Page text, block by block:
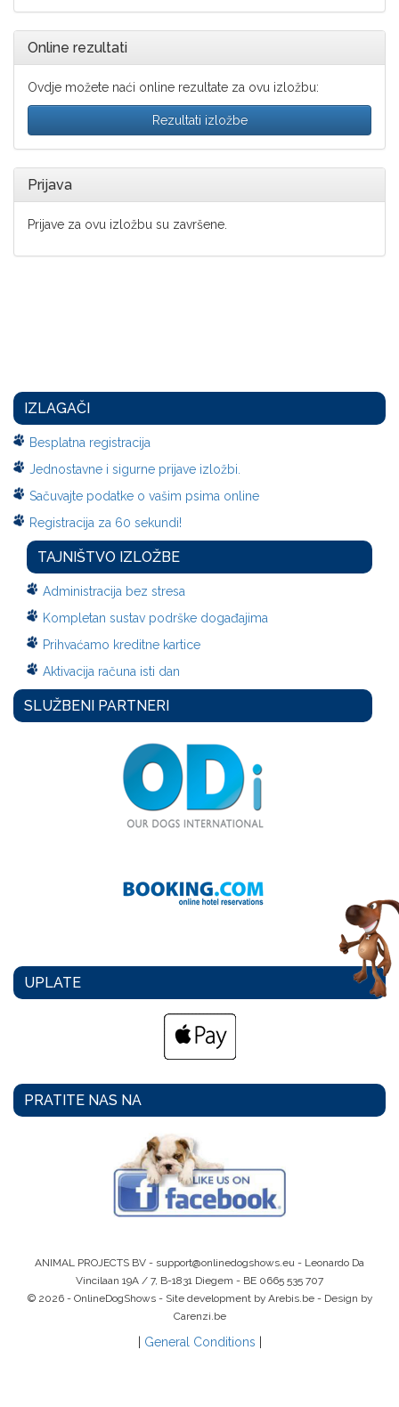
Online rezultati
Ovdje možete naći online rezultate za ovu izložbu:
Rezultati izložbe
Prijava
Prijave za ovu izložbu su završene.
IZLAGAČI
Besplatna registracija
Jednostavne i sigurne prijave izložbi.
Sačuvajte podatke o vašim psima online
Registracija za 60 sekundi!
TAJNIŠTVO IZLOŽBE
Administracija bez stresa
Kompletan sustav podrške događajima
Prihvaćamo kreditne kartice
Aktivacija računa isti dan
SLUŽBENI PARTNERI
UPLATE
PRATITE NAS NA
ANIMAL PROJECTS BV - support@onlinedogshows.eu - Leonardo Da
Vincilaan 19A / 7, B-1831 Diegem - BE 0665 535 707
© 2026 - OnlineDogShows - Site development by Arebis.be - Design by
Carenzi.be
General Conditions